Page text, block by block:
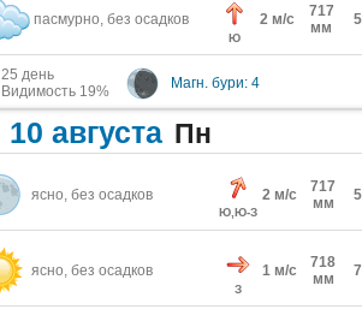
пасмурно, без осадков
Ю
2 м/с
717
мм
25 день
Видимость 19%
Магн. бури: 4
10 августа Пн
ясно, без осадков
Ю,Ю-З
2 м/с
717
мм
ясно, без осадков
З
1 м/с
718
мм